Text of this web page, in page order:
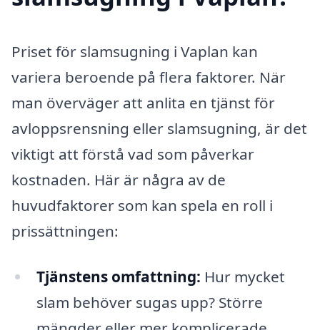
Priset för slamsugning i Vaplan kan
variera beroende på flera faktorer. När
man överväger att anlita en tjänst för
avloppsrensning eller slamsugning, är det
viktigt att förstå vad som påverkar
kostnaden. Här är några av de
huvudfaktorer som kan spela en roll i
prissättningen:
Tjänstens omfattning: Hur mycket
slam behöver sugas upp? Större